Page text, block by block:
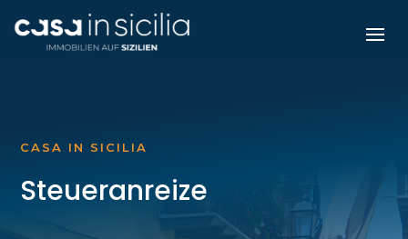
CASA IN SICILIA
Steueranreize